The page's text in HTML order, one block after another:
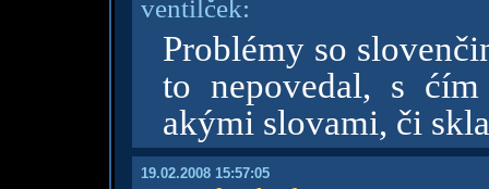
ventilček:
Problémy so
to nepovedal, s
akými slovami, či
19.02.2008 15:57:05